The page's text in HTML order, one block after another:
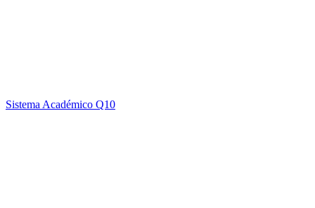
Sistema Académico Q10